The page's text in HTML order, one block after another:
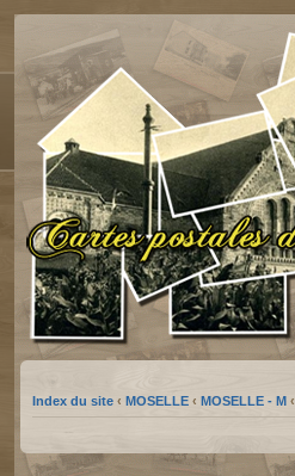
Index du site ‹ MOSELLE ‹ MOSELLE - M ‹